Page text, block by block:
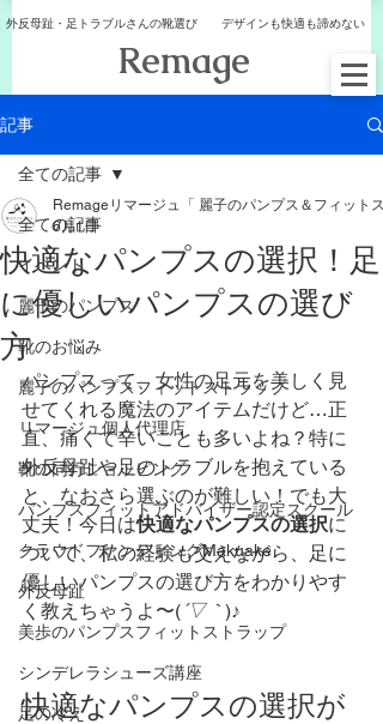
外反母趾・足トラブルさんの靴選び デザインも快適も諦めない
​Remage
記事
全ての記事
イベント
麗子のパンプス
靴のお悩み
麗子のパンプスフィットストラップ
リマージュ個人代理店
靴の同行ショッピング
パンプスフィットアドバイザー認定スクール
クラウドファンディングMakuake
外反母趾
美歩のパンプスフィットストラップ
シンデレラシューズ講座
足の冷え
全ての記事
快適なパンプスの選択！足
に優しいパンプスの選び
方
Remageリマージュ「 麗子のパンプス＆フィットス
6月1日
パンプスって、女性の足元を美しく見
せてくれる魔法のアイテムだけど…正
直、痛くて辛いことも多いよね？特に
外反母趾や足のトラブルを抱えている
と、なおさら選ぶのが難しい！でも大
丈夫！今日は快適なパンプスの選択に
ついて、私の経験も交えながら、足に
優しいパンプスの選び方をわかりやす
く教えちゃうよ〜( ´▽｀ )♪
快適なパンプスの選択が